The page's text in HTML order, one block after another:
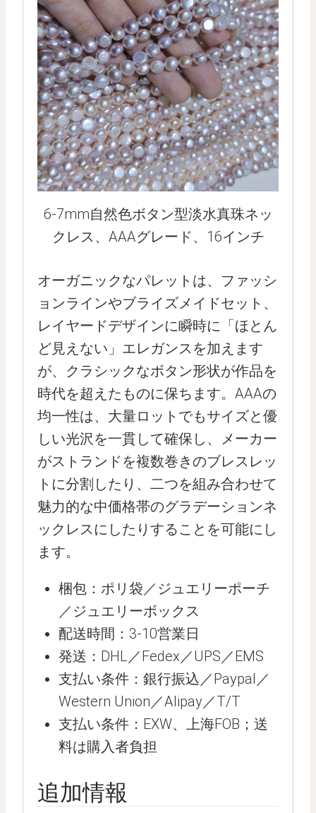
6-7mm自然色ボタン型淡水真珠ネッ
クレス、AAAグレード、16インチ
オーガニックなパレットは、ファッシ
ョンラインやブライズメイドセット、
レイヤードデザインに瞬時に「ほとん
ど見えない」エレガンスを加えます
が、クラシックなボタン形状が作品を
時代を超えたものに保ちます。AAAの
均一性は、大量ロットでもサイズと優
しい光沢を一貫して確保し、メーカー
がストランドを複数巻きのブレスレッ
トに分割したり、二つを組み合わせて
魅力的な中価格帯のグラデーションネ
ックレスにしたりすることを可能にし
ます。
梱包：ポリ袋／ジュエリーポーチ
／ジュエリーボックス
配送時間：3-10営業日
発送：DHL／Fedex／UPS／EMS
支払い条件：銀行振込／Paypal／
Western Union／Alipay／T/T
支払い条件：EXW、上海FOB；送
料は購入者負担
追加情報